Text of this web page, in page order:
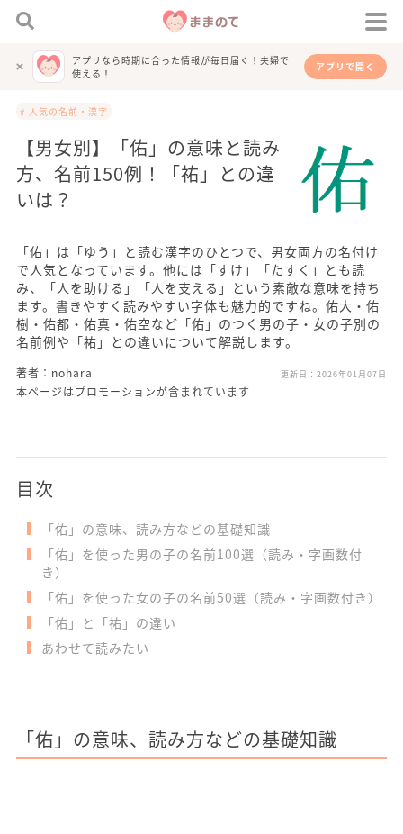
アプリなら時期に合った情報が毎日届く！夫婦で
使える！
アプリで開く
# 人気の名前・漢字
【男女別】「佑」の意味と読み
方、名前150例！「祐」との違
いは？
「佑」は「ゆう」と読む漢字のひとつで、男女両方の名付け
で人気となっています。他には「すけ」「たすく」とも読
み、「人を助ける」「人を支える」という素敵な意味を持ち
ます。書きやすく読みやすい字体も魅力的ですね。佑大・佑
樹・佑都・佑真・佑空など「佑」のつく男の子・女の子別の
名前例や「祐」との違いについて解説します。
著者：nohara 更新日： 2026年01月07日
本ページはプロモーションが含まれています
目次
「佑」の意味、読み方などの基礎知識
「佑」を使った男の子の名前100選（読み・字画数付
き）
「佑」を使った女の子の名前50選（読み・字画数付き）
「佑」と「祐」の違い
あわせて読みたい
「佑」の意味、読み方などの基礎知識